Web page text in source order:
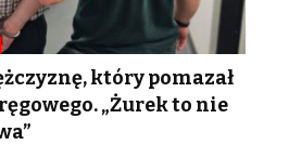
który pomazał
„Żurek to nie